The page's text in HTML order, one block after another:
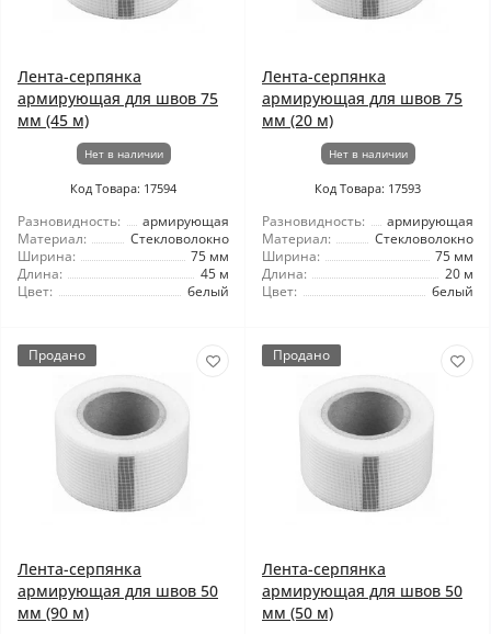
Лента-серпянка
армирующая для швов 75
мм (45 м)
Нет в наличии
Код Товара: 17594
Разновидность:
армирующая
Материал:
Стекловолокно
Ширина:
75 мм
Длина:
45 м
Цвет:
белый
Лента-серпянка
армирующая для швов 75
мм (20 м)
Нет в наличии
Код Товара: 17593
Разновидность:
армирующая
Материал:
Стекловолокно
Ширина:
75 мм
Длина:
20 м
Цвет:
белый
Продано
Лента-серпянка
армирующая для швов 50
мм (90 м)
Продано
Лента-серпянка
армирующая для швов 50
мм (50 м)